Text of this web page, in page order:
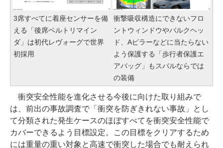
3席すべてに着座センサーを備
える「後席ベルトリマイン
ダ」は初代レヴォーグで世界
初採用
衝撃吸収構造にできないフロ
ントウィンドウやバルクヘッ
ド、Aピラーなどに当たらない
よう保護する「歩行者保護エ
アバッグ」もスバルならでは
の装備
衝突安全性能を進化させる今後に向けた取り組みで
は、前出の事故調査で「衝突を防ぎきれない事故」とし
て分類された発生ケースのほぼすべてを衝突安全性能で
カバーできるよう目標設定。この目標をクリアするため
には重量の重い対象と高速で衝突した場合でも耐えられ